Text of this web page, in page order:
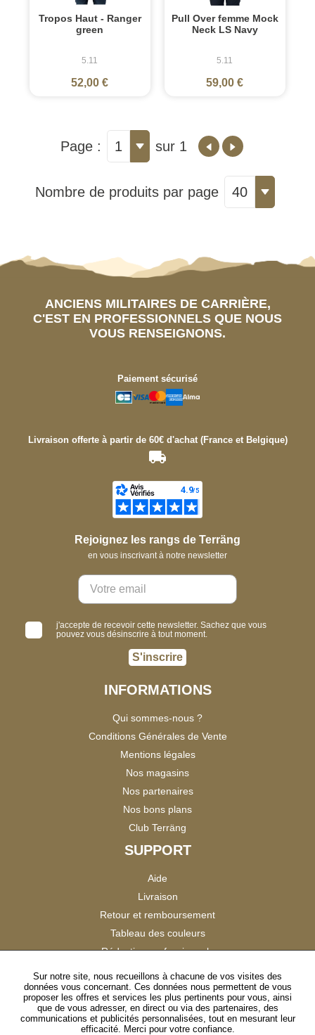
Tropos Haut - Ranger
green
5.11
52,00 €
Pull Over femme Mock
Neck LS Navy
5.11
59,00 €
Page : 1 sur 1
Nombre de produits par page 40
ANCIENS MILITAIRES DE CARRIÈRE,
C'EST EN PROFESSIONNELS QUE NOUS
VOUS RENSEIGNONS.
Paiement sécurisé
Livraison offerte à partir de 60€ d'achat (France et Belgique)
Rejoignez les rangs de Terräng
en vous inscrivant à notre newsletter
j'accepte de recevoir cette newsletter. Sachez que vous
pouvez vous désinscrire à tout moment.
S'inscrire
INFORMATIONS
Qui sommes-nous ?
Conditions Générales de Vente
Mentions légales
Nos magasins
Nos partenaires
Nos bons plans
Club Terräng
SUPPORT
Aide
Livraison
Retour et remboursement
Tableau des couleurs
Réduction professionnels
Satisfaction Clients
SUIVEZ-NOUS
Sur notre site, nous recueillons à chacune de vos visites des
données vous concernant. Ces données nous permettent de vous
proposer les offres et services les plus pertinents pour vous, ainsi
que de vous adresser, en direct ou via des partenaires, des
communications et publicités personnalisées, tout en mesurant leur
efficacité. Merci pour votre confiance.